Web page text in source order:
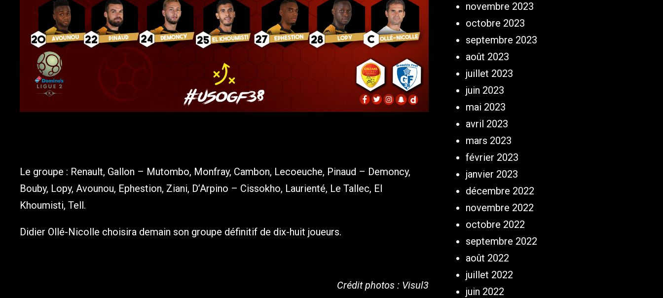
Le groupe : Renault, Gallon – Mutombo, Monfray, Cambon, Lecoeuche, Pinaud – Demoncy,
Bouby, Lopy, Avounou, Ephestion, Ziani, D’Arpino – Cissokho, Laurienté, Le Tallec, El
Khoumisti, Tell.
Didier Ollé-Nicolle choisira demain son groupe définitif de dix-huit joueurs.
Crédit photos : Visul3
novembre 2023
octobre 2023
septembre 2023
août 2023
juillet 2023
juin 2023
mai 2023
avril 2023
mars 2023
février 2023
janvier 2023
décembre 2022
novembre 2022
octobre 2022
septembre 2022
août 2022
juillet 2022
juin 2022